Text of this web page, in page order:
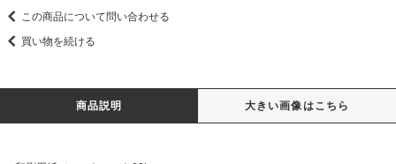
この商品について問い合わせる
買い物を続ける
商品説明 大きい画像はこちら